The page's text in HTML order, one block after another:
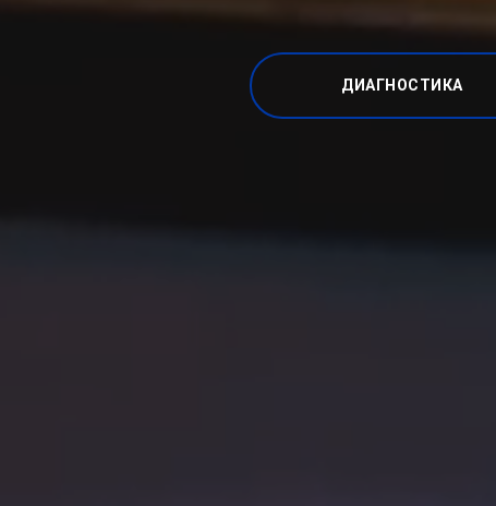
ДИАГНОСТИКА